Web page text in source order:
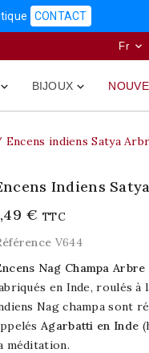
CONTACT
Fr 
 
BIJOUX
Encens indiens Satya
Indiens
€ TTC
V644
Nag Champa Arbre
en Inde, roulés à
Nag champa sont
Agarbatti en Inde
méditation.